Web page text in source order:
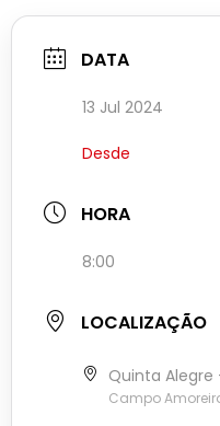
DATA
13 Jul 2024
Desde
HORA
8:00
LOCALIZAÇÃO
Quinta
Campo